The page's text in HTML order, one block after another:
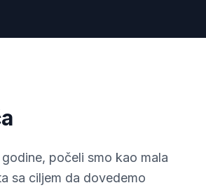
počeli smo kao mala
sa ciljem da dovedemo